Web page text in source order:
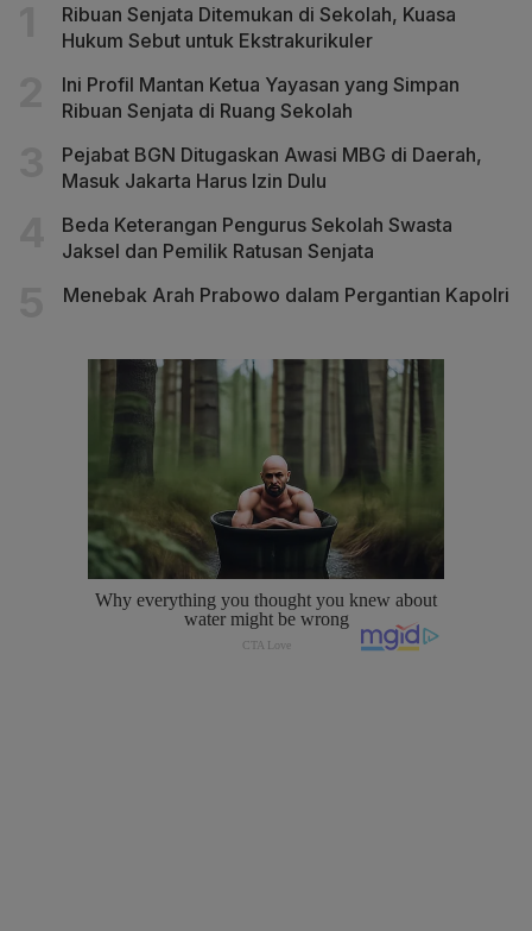
Ribuan Senjata Ditemukan di Sekolah, Kuasa
Hukum Sebut untuk Ekstrakurikuler
Ini Profil Mantan Ketua Yayasan yang Simpan
Ribuan Senjata di Ruang Sekolah
Pejabat BGN Ditugaskan Awasi MBG di Daerah,
Masuk Jakarta Harus Izin Dulu
Beda Keterangan Pengurus Sekolah Swasta
Jaksel dan Pemilik Ratusan Senjata
Menebak Arah Prabowo dalam Pergantian Kapolri